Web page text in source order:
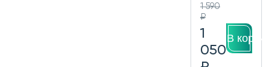
1 590
₽
1
050
В